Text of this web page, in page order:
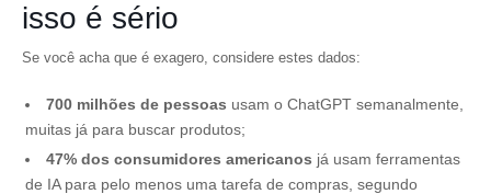
isso é sério
Se você acha que é exagero, considere estes dados:
700 milhões de pessoas usam o ChatGPT semanalmente,
muitas já para buscar produtos;
47% dos consumidores americanos já usam ferramentas
de IA para pelo menos uma tarefa de compras, segundo